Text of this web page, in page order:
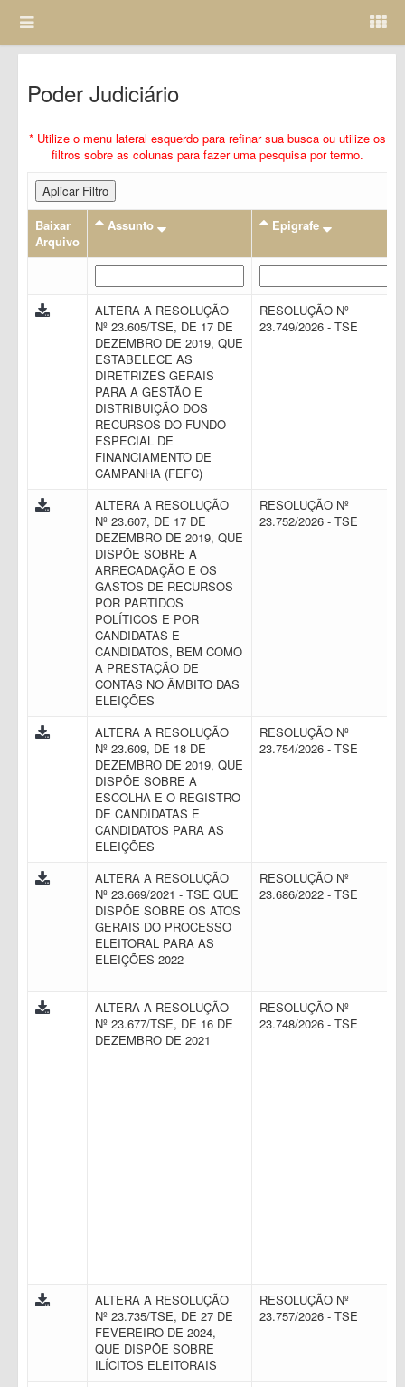
Poder Judiciário
* Utilize o menu lateral esquerdo para refinar sua busca ou utilize os
filtros sobre as colunas para fazer uma pesquisa por termo.
Aplicar Filtro
Baixar
Arquivo
Assunto Epigrafe
ALTERA A RESOLUÇÃO
Nº 23.605/TSE, DE 17 DE
DEZEMBRO DE 2019, QUE
ESTABELECE AS
DIRETRIZES GERAIS
PARA A GESTÃO E
DISTRIBUIÇÃO DOS
RECURSOS DO FUNDO
ESPECIAL DE
FINANCIAMENTO DE
CAMPANHA (FEFC)
RESOLUÇÃO Nº
23.749/2026 - TSE
ALTERA A RESOLUÇÃO
Nº 23.607, DE 17 DE
DEZEMBRO DE 2019, QUE
DISPÕE SOBRE A
ARRECADAÇÃO E OS
GASTOS DE RECURSOS
POR PARTIDOS
POLÍTICOS E POR
CANDIDATAS E
CANDIDATOS, BEM COMO
A PRESTAÇÃO DE
CONTAS NO ÂMBITO DAS
ELEIÇÕES
RESOLUÇÃO Nº
23.752/2026 - TSE
ALTERA A RESOLUÇÃO
Nº 23.609, DE 18 DE
DEZEMBRO DE 2019, QUE
DISPÕE SOBRE A
ESCOLHA E O REGISTRO
DE CANDIDATAS E
CANDIDATOS PARA AS
ELEIÇÕES
RESOLUÇÃO Nº
23.754/2026 - TSE
ALTERA A RESOLUÇÃO
Nº 23.669/2021 - TSE QUE
DISPÕE SOBRE OS ATOS
GERAIS DO PROCESSO
ELEITORAL PARA AS
ELEIÇÕES 2022
RESOLUÇÃO Nº
23.686/2022 - TSE
ALTERA A RESOLUÇÃO
Nº 23.677/TSE, DE 16 DE
DEZEMBRO DE 2021
RESOLUÇÃO Nº
23.748/2026 - TSE
ALTERA A RESOLUÇÃO
Nº 23.735/TSE, DE 27 DE
FEVEREIRO DE 2024,
QUE DISPÕE SOBRE
ILÍCITOS ELEITORAIS
RESOLUÇÃO Nº
23.757/2026 - TSE